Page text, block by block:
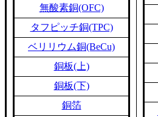
無酸素銅(OFC)
タフピッチ銅(TPC)
ベリリウム銅(BeCu)
銅板(上)
銅板(下)
銅箔